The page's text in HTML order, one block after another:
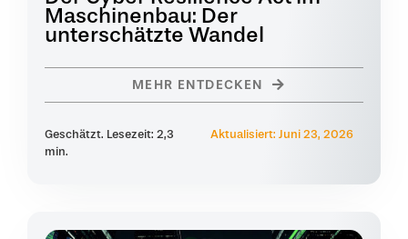
Maschinenbau: Der
unterschätzte Wandel
MEHR ENTDECKEN
Geschätzt. Lesezeit: 2,3
min.
Aktualisiert: Juni 23, 2026